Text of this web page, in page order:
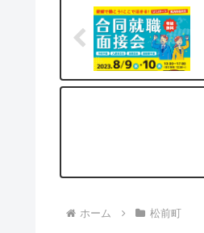
ホーム 松前町